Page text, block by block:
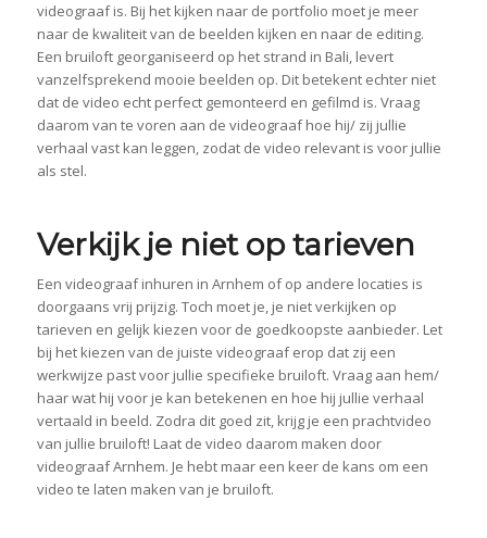
videograaf is. Bij het kijken naar de portfolio moet je meer
naar de kwaliteit van de beelden kijken en naar de editing.
Een bruiloft georganiseerd op het strand in Bali, levert
vanzelfsprekend mooie beelden op. Dit betekent echter niet
dat de video echt perfect gemonteerd en gefilmd is. Vraag
daarom van te voren aan de videograaf hoe hij/ zij jullie
verhaal vast kan leggen, zodat de video relevant is voor jullie
als stel.
Verkijk je niet op tarieven
Een videograaf inhuren in Arnhem of op andere locaties is
doorgaans vrij prijzig. Toch moet je, je niet verkijken op
tarieven en gelijk kiezen voor de goedkoopste aanbieder. Let
bij het kiezen van de juiste videograaf erop dat zij een
werkwijze past voor jullie specifieke bruiloft. Vraag aan hem/
haar wat hij voor je kan betekenen en hoe hij jullie verhaal
vertaald in beeld. Zodra dit goed zit, krijg je een prachtvideo
van jullie bruiloft! Laat de video daarom maken door
videograaf Arnhem. Je hebt maar een keer de kans om een
video te laten maken van je bruiloft.